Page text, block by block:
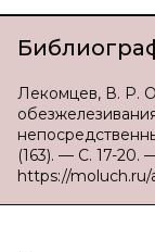
Лекомцев, В. Р.
(163). — С. 17-20.
https://moluch.ru/